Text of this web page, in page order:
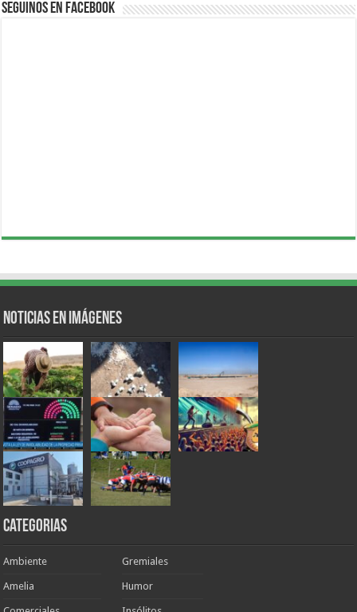
Seguinos en Facebook
Noticias en Imágenes
Categorias
Ambiente
Amelia
Gremiales
Humor